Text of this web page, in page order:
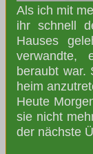
Als ich mit
ihr schnell
Hauses
verwandte,
beraubt war.
heim
Heute
sie nicht
der nächste